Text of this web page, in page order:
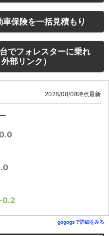
車保険を一括見積もり
でフォレスターに乗れ
部リンク）
2026/08/08時点最新
0.0
0.2
gogogsで詳細をみる